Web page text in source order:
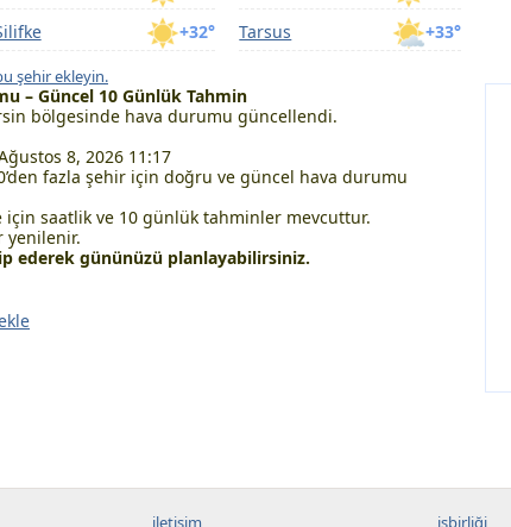
+32° +33°
Tarsus
şehir ekleyin.
– Güncel 10 Günlük Tahmin
bölgesinde hava durumu güncellendi.
8, 2026 11:17
fazla şehir için doğru ve güncel hava durumu
için saatlik ve 10 günlük tahminler mevcuttur.
yenilenir.
ederek gününüzü planlayabilirsiniz.
iletişim işbirliği